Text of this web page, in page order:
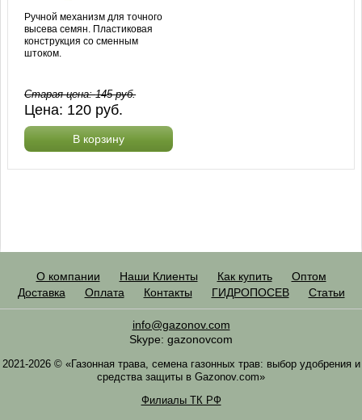
Ручной механизм для точного
высева семян. Пластиковая
конструкция со сменным
штоком.
Старая цена:145руб.
Цена: 120 руб.
В корзину
О компании Наши Клиенты Как купить
Оптом
Доставка
Оплата Контакты ГИДРОПОСЕВ Статьи
info@gazonov.com
Skype: gazonovcom
2021-2026 © «Газонная трава, семена газонных трав: выбор удобрения и
средства защиты в Gazonov.com»
Филиалы ТК РФ